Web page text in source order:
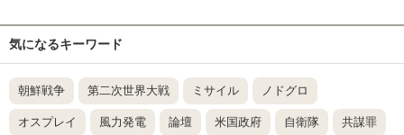
気になるキーワード
朝鮮戦争 第二次世界大戦 ミサイル ノドグロ
オスプレイ 風力発電 論壇 米国政府 自衛隊 共謀罪